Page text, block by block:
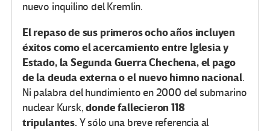
nuevo inquilino del Kremlin.
El repaso de sus primeros ocho años incluyen
éxitos como el acercamiento entre Iglesia y
Estado, la Segunda Guerra Chechena, el pago
de la deuda externa o el nuevo himno nacional.
Ni palabra del hundimiento en 2000 del submarino
nuclear Kursk,donde fallecieron 118
tripulantes. Y sólo una breve referencia al